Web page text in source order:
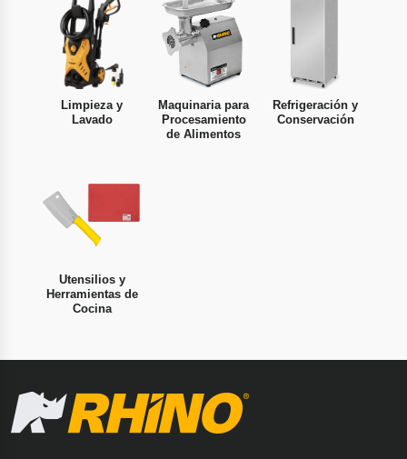
Limpieza y
Lavado
Maquinaria para
Procesamiento
de Alimentos
Refrigeración y
Conservación
Utensilios y
Herramientas de
Cocina